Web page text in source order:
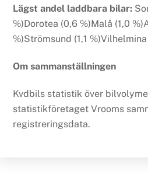
Lägst andel laddbara bilar:
%)Dorotea (0,6 %)Malå (1,0
%)Strömsund (1,1 %)Vilhelmina
Om sammanställningen
Kvdbils statistik över
statistikföretaget Vrooms
registreringsdata.